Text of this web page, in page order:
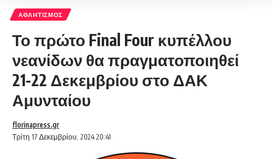
ΑΘΛΗΤΙΣΜΌΣ
Το πρώτο Final Four κυπέλλου
νεανίδων θα πραγματοποιηθεί
21-22 Δεκεμβρίου στο ΔΑΚ
Αμυνταίου
Τρίτη 17 Δεκεμβρίου, 2024 20:41
florinapress.gr